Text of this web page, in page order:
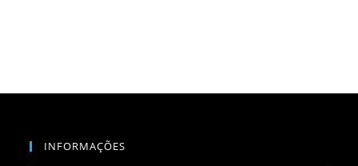
INFORMAÇÕES